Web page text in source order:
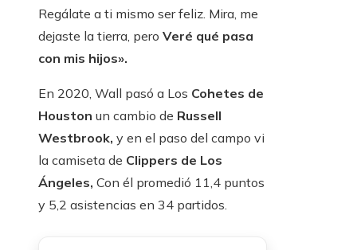
Regálate a ti mismo ser feliz. Mira, me
dejaste la tierra, pero Veré qué pasa
con mis hijos».
En 2020, Wall pasó a Los Cohetes de
Houston un cambio de Russell
Westbrook, y en el paso del campo vi
la camiseta de Clippers de Los
Ángeles, Con él promedió 11,4 puntos
y 5,2 asistencias en 34 partidos.